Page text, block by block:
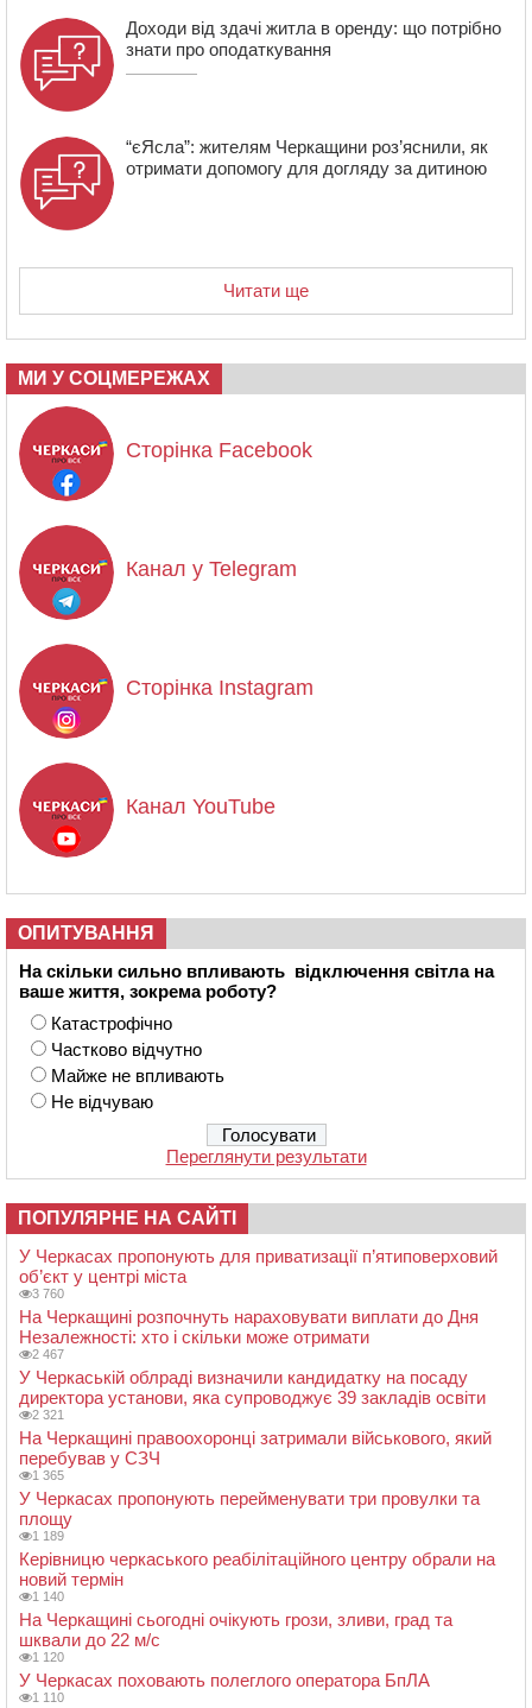
Доходи від здачі житла в оренду: що потрібно
знати про оподаткування
“єЯсла”: жителям Черкащини роз’яснили, як
отримати допомогу для догляду за дитиною
Читати ще
МИ У СОЦМЕРЕЖАХ
Сторінка Facebook
Канал у Telegram
Сторінка Instagram
Канал YouTube
ОПИТУВАННЯ
На скільки сильно впливають відключення світла на
ваше життя, зокрема роботу?
Катастрофічно
Частково відчутно
Майже не впливають
Не відчуваю
Переглянути результати
ПОПУЛЯРНЕ НА САЙТІ
У Черкасах пропонують для приватизації п’ятиповерховий
об’єкт у центрі міста
3 760
На Черкащині розпочнуть нараховувати виплати до Дня
Незалежності: хто і скільки може отримати
2 467
У Черкаській облраді визначили кандидатку на посаду
директора установи, яка супроводжує 39 закладів освіти
2 321
На Черкащині правоохоронці затримали військового, який
перебував у СЗЧ
1 365
У Черкасах пропонують перейменувати три провулки та
площу
1 189
Керівницю черкаського реабілітаційного центру обрали на
новий термін
1 140
На Черкащині сьогодні очікують грози, зливи, град та
шквали до 22 м/с
1 120
У Черкасах поховають полеглого оператора БпЛА
1 110